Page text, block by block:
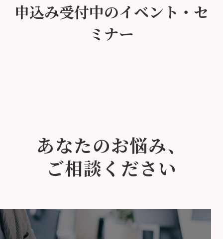
申込み受付中のイベント・セ
ミナー
あなたのお悩み、
ご相談ください